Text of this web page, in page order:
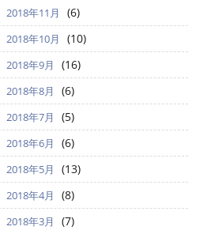
2018年11月 (6)
2018年10月 (10)
2018年9月 (16)
2018年8月 (6)
2018年7月 (5)
2018年6月 (6)
2018年5月 (13)
2018年4月 (8)
2018年3月 (7)